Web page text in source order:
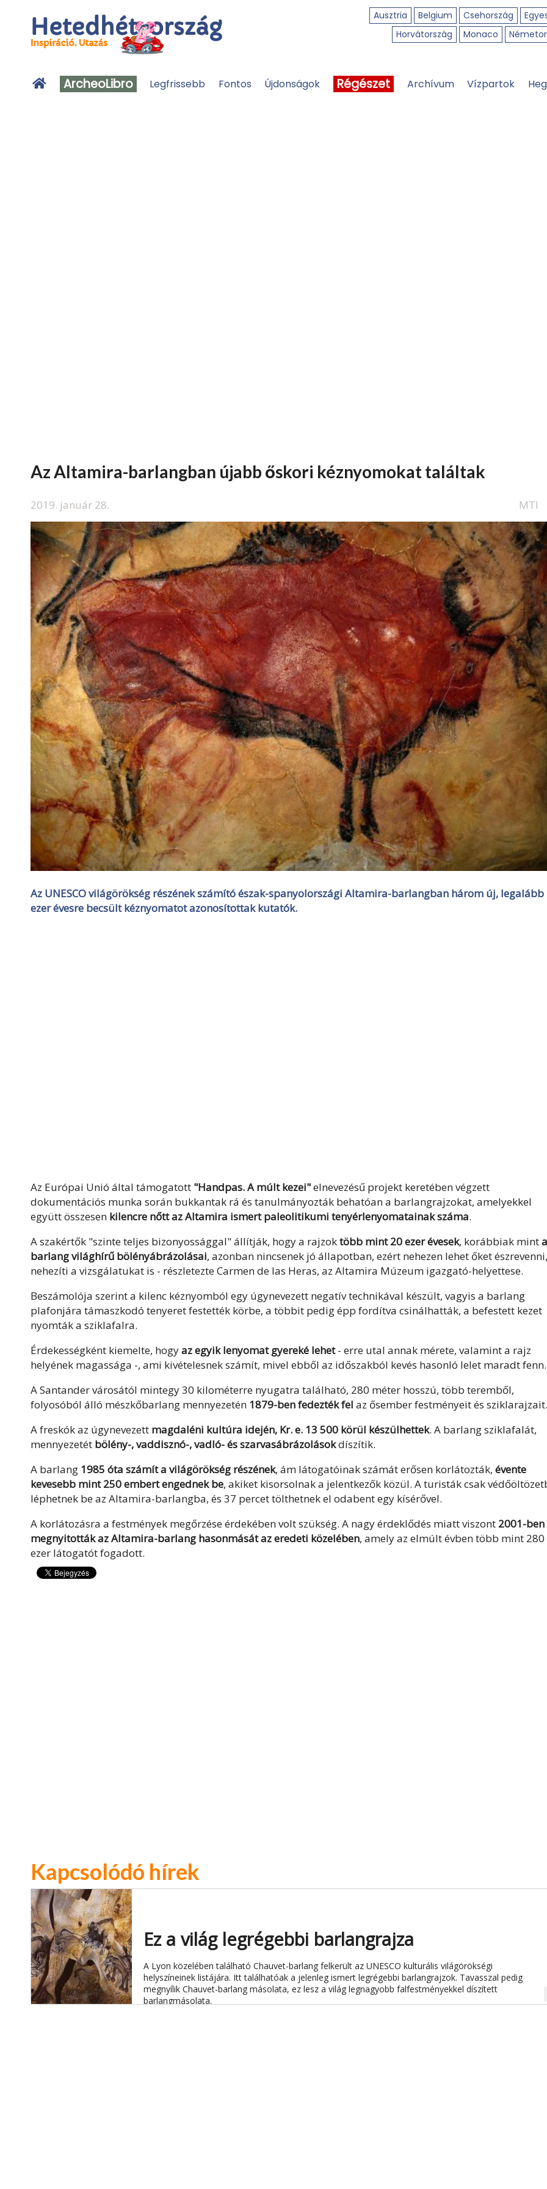
Ausztria Belgium Csehország
Horvátország
Monaco
ArcheoLibro Legfrissebb Fontos Újdonságok Régészet Archívum Vízpartok
Az Altamira-barlangban újabb őskori kéznyomokat találtak
2019. január 28. MTI
Az UNESCO világörökség részének számító észak-spanyolországi Altamira-barlangban három új, legalább
ezer évesre becsült kéznyomatot azonosítottak kutatók.
Az Európai Unió által támogatott "Handpas. A múlt kezei"elnevezésű projekt keretében végzett
dokumentációs munka során bukkantak rá és tanulmányozták behatóan a barlangrajzokat, amelyekkel
együtt összesen kilencre nőtt az Altamira ismert paleolitikumi tenyérlenyomatainak száma.
A szakértők "szinte teljes bizonyossággal" állítják, hogy a rajzoktöbb mint 20 ezer évesek, korábbiak minta
barlang világhírű bölényábrázolásai, azonban nincsenek jó állapotban, ezért nehezen lehet őket
nehezíti a vizsgálatukat is - részletezte Carmen de las Heras, az Altamira Múzeum igazgató-helyettese.
Beszámolója szerint a kilenc kéznyomból egy úgynevezett negatív technikával készült, vagyis a barlang
plafonjára támaszkodó tenyeret festették körbe, a többit pedig épp fordítva csinálhatták, a befestett kezet
nyomták a sziklafalra.
Érdekességként kiemelte, hogyaz egyik lenyomat gyereké lehet- erre utal annak mérete, valamint a rajz
helyének magassága -, ami kivételesnek számít, mivel ebből az időszakból kevés hasonló lelet maradt fenn.
A Santander városától mintegy 30 kilométerre nyugatra található, 280 méter hosszú, több teremből,
folyosóból álló mészkőbarlang mennyezetén 1879-ben fedezték fel az ősember festményeit és sziklarajzait.
A freskók az úgynevezett magdaléni kultúra idején, Kr. e. 13 500 körül készülhettek. A barlang sziklafalát,
mennyezetét bölény-, vaddisznó-, vadló- és szarvasábrázolásokdíszítik.
A barlang 1985 óta számít a világörökség részének, ám látogatóinak számát erősen korlátozták, évente
kevesebb mint 250 embert engednek be, akiket kisorsolnak a jelentkezők közül. A turisták csak
léphetnek be az Altamira-barlangba, és 37 percet tölthetnek el odabent egy kísérővel.
A korlátozásra a festmények megőrzése érdekében volt szükség. A nagy érdeklődés miatt viszont 2001-ben
megnyitották az Altamira-barlang hasonmását az eredeti közelében, amely az elmúlt évben több mint 280
ezer látogatót fogadott.
Kapcsolódó hírek
Ez a világ legrégebbi barlangrajza
A Lyon közelében található Chauvet-barlang felkerült az UNESCO kulturális világörökségi
helyszíneinek listájára. Itt találhatóak a jelenleg ismert legrégebbi barlangrajzok. Tavasszal pedig
megnyílik Chauvet-barlang másolata, ez lesz a világ legnagyobb falfestményekkel díszített
barlangmásolata.